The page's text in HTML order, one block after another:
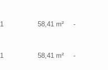
1 58,41 m² -
1 58,41 m² -